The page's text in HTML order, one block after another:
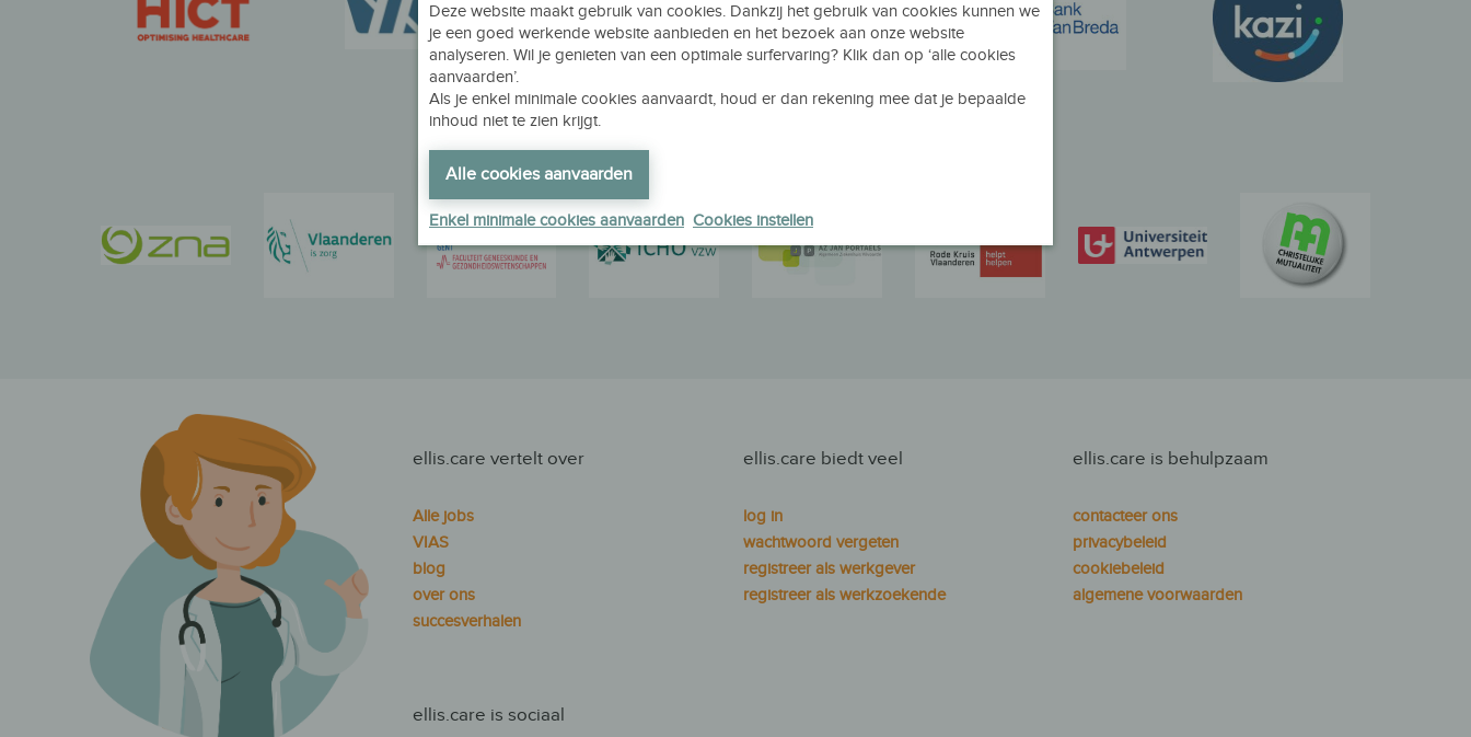
ellis.care vertelt over
Alle jobs
VIAS
blog
over ons
succesverhalen
ellis.care biedt veel
log in
wachtwoord vergeten
registreer als werkgever
registreer als werkzoekende
ellis.care is behulpzaam
contacteer ons
privacybeleid
cookiebeleid
algemene voorwaarden
ellis.care is sociaal
Deze website maakt gebruik van cookies. Dankzij het gebruik van cookies kunnen we
je een goed werkende website aanbieden en het bezoek aan onze website
analyseren. Wil je genieten van een optimale surfervaring? Klik dan op ‘alle cookies
aanvaarden’.
Als je enkel minimale cookies aanvaardt, houd er dan rekening mee dat je bepaalde
inhoud niet te zien krijgt.
Alle cookies aanvaarden
Enkel minimale cookies aanvaarden Cookies instellen